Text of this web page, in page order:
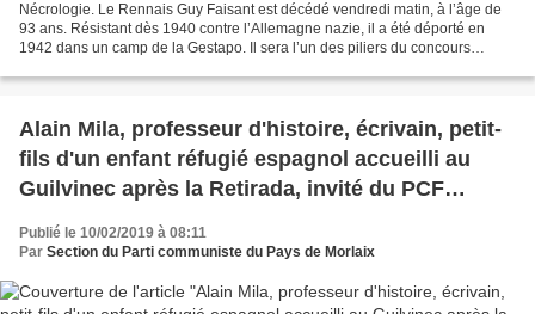
Nécrologie. Le Rennais Guy Faisant est décédé vendredi matin, à l’âge de
93 ans. Résistant dès 1940 contre l’Allemagne nazie, il a été déporté en
1942 dans un camp de la Gestapo. Il sera l’un des piliers du concours
Alain Mila, professeur d'histoire, écrivain, petit-
fils d'un enfant réfugié espagnol accueilli au
Guilvinec après la Retirada, invité du PCF
Quimper le mercredi 27 février aux Halles Saint
François, 18h
Publié le 10/02/2019 à 08:11
Par Section du Parti communiste du Pays de Morlaix